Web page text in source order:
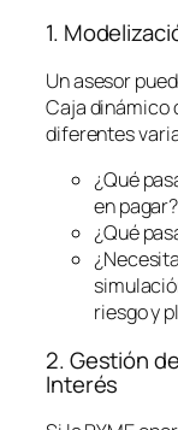
1.
Un asesor
Caja dinámico
diferentes
¿Qué
en pagar?
¿Qué
riesgo y
2. Gestión
Interés